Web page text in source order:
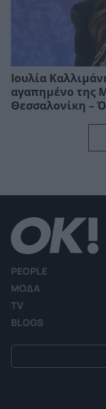
Ιουλία
αγαπημένο της
Θεσσαλονίκη –
PEOPLE
ΜΟΔΑ
TV
BLOGS